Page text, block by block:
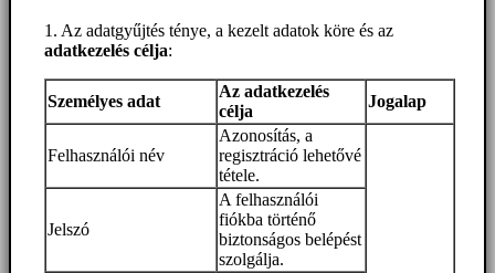
1. Az adatgyűjtés ténye, a kezelt adatok köre és az
adatkezelés célja:
Személyes adat
Az adatkezelés
célja
Jogalap
Felhasználói név
Azonosítás, a
regisztráció lehetővé
tétele.
Jelszó
A felhasználói
fiókba történő
biztonságos belépést
szolgálja.